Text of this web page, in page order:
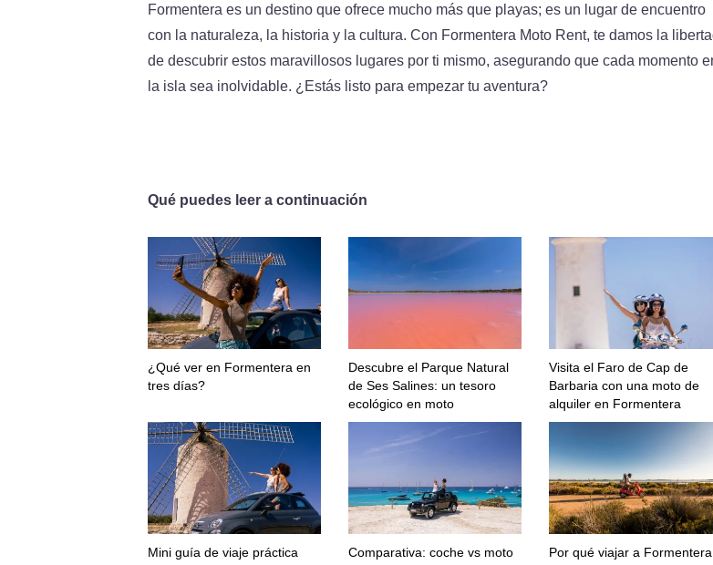
Formentera es un destino que ofrece mucho más que playas; es un lugar de encuentro
con la naturaleza, la historia y la cultura. Con Formentera Moto Rent, te damos la
de descubrir estos maravillosos lugares por ti mismo, asegurando que cada momento
la isla sea inolvidable. ¿Estás listo para empezar tu aventura?
Qué puedes leer a continuación
¿Qué ver en Formentera en
tres días?
Descubre el Parque Natural
de Ses Salines: un tesoro
ecológico en moto
Visita el Faro de Cap de
Barbaria con una moto de
alquiler en Formentera
Mini guía de viaje práctica
Comparativa: coche vs moto
Por qué viajar a Formentera